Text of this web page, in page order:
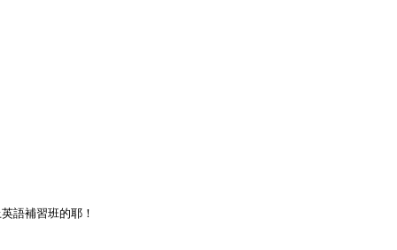
語補習班的耶！